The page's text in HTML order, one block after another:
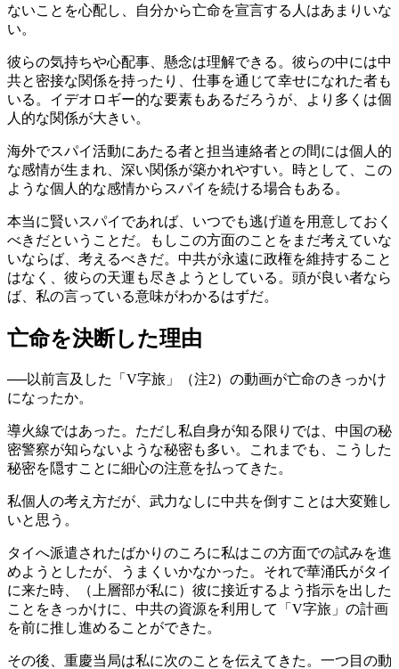
ないことを心配し、自分から亡命を宣言する人はあまりいな
い。
彼らの気持ちや心配事、懸念は理解できる。彼らの中には中
共と密接な関係を持ったり、仕事を通じて幸せになれた者も
いる。イデオロギー的な要素もあるだろうが、より多くは個
人的な関係が大きい。
海外でスパイ活動にあたる者と担当連絡者との間には個人的
な感情が生まれ、深い関係が築かれやすい。時として、この
ような個人的な感情からスパイを続ける場合もある。
本当に賢いスパイであれば、いつでも逃げ道を用意しておく
べきだということだ。もしこの方面のことをまだ考えていな
いならば、考えるべきだ。中共が永遠に政権を維持すること
はなく、彼らの天運も尽きようとしている。頭が良い者なら
ば、私の言っている意味がわかるはずだ。
亡命を決断した理由
──以前言及した「V字旅」（注2）の動画が亡命のきっかけ
になったか。
導火線ではあった。ただし私自身が知る限りでは、中国の秘
密警察が知らないような秘密も多い。これまでも、こうした
秘密を隠すことに細心の注意を払ってきた。
私個人の考え方だが、武力なしに中共を倒すことは大変難し
いと思う。
タイへ派遣されたばかりのころに私はこの方面での試みを進
めようとしたが、うまくいかなかった。それで華涌氏がタイ
に来た時、（上層部が私に）彼に接近するよう指示を出した
ことをきっかけに、中共の資源を利用して「V字旅」の計画
を前に推し進めることができた。
その後、重慶当局は私に次のことを伝えてきた。一つ目の動